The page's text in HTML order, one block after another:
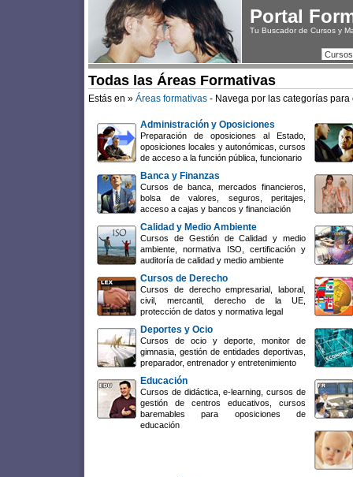
Portal
Tu Buscador de Cursos y
Todas las Áreas Formativas
Estás en » Áreas formativas - Navega por las categorías
Administración y Oposiciones
Preparación de oposiciones al Estado,
oposiciones locales y autonómicas, cursos
de acceso a la función pública, funcionario
Banca y Finanzas
Cursos de banca, mercados financieros,
bolsa de valores, seguros, peritajes,
acceso a cajas y bancos y financiación
Calidad y Medio Ambiente
Cursos de Gestión de Calidad y medio
ambiente, normativa ISO, certificación y
auditoría de calidad y medio ambiente
Cursos de Derecho
Cursos de derecho empresarial, laboral,
civil, mercantil, derecho de la UE,
protección de datos y normativa legal
Deportes y Ocio
Cursos de ocio y deporte, monitor de
gimnasia, gestión de entidades deportivas,
preparador, entrenador y entretenimiento
Educación
Cursos de didáctica, e-learning, cursos de
gestión de centros educativos, cursos
baremables para oposiciones de
educación